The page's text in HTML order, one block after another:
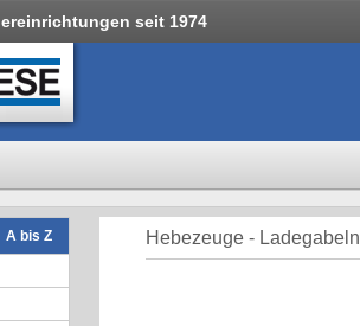
seit 1974
A bis Z
Hebezeuge - Ladegabeln